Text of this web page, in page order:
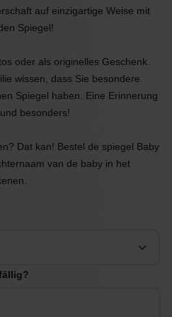
auf einzigartige Weise mit
Spiegel!
oder als originelles Geschenk.
wissen, dass Sie besondere
Spiegel haben. Eine Erinnerung
besonders!
Dat kan! Bestel de spiegel Baby
van de baby in het